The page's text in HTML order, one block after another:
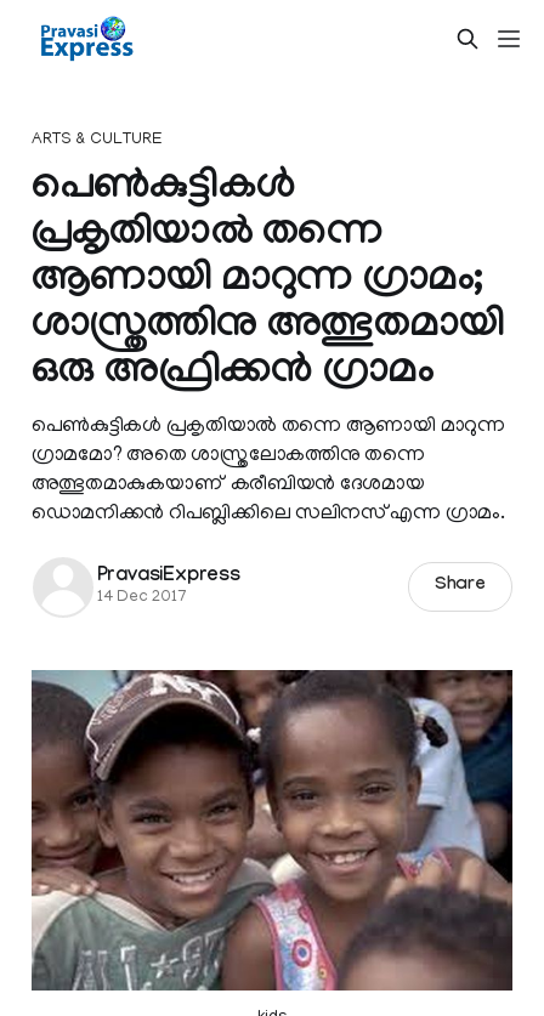
ARTS & CULTURE
പെണ്‍കുട്ടികള്‍
പ്രകൃതിയാല്‍ തന്നെ
ആണായി മാറുന്ന ഗ്രാമം;
ശാസ്ത്രത്തിനു അത്ഭുതമായി
ഒരു അഫ്രിക്കന്‍ ഗ്രാമം
പെണ്‍കുട്ടികള്‍ പ്രകൃതിയാല്‍ തന്നെ ആണായി മാറുന്ന
ഗ്രാമമോ? അതെ ശാസ്ത്രലോകത്തിനു തന്നെ
അത്ഭുതമാകുകയാണ് കരീബിയന്‍ ദേശമായ
ഡൊമനിക്കന്‍ റിപബ്ലിക്കിലെ സലിനസ് എന്ന ഗ്രാമം.
PravasiExpress
14 Dec 2017
Share